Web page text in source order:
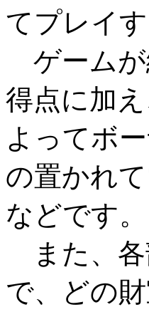
てプレイ
ゲームが
得点に加
よってボ
の置かれ
などです。
また、各
で、どの